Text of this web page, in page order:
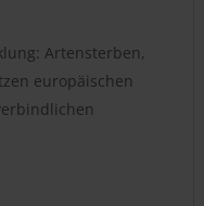
Artensterben,
europäischen